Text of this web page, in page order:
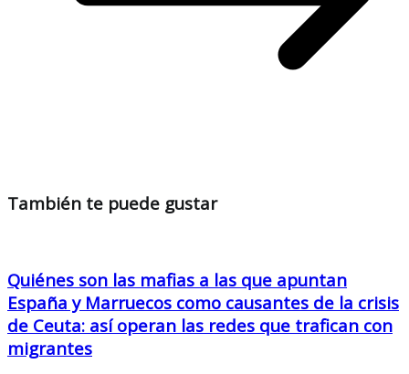
También te puede gustar
Quiénes son las mafias a las que apuntan
España y Marruecos como causantes de la crisis
de Ceuta: así operan las redes que trafican con
migrantes